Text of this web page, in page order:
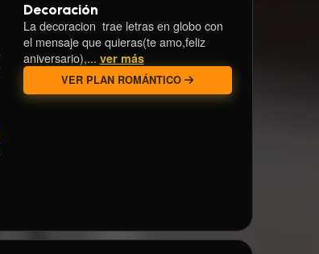
Decoración
La decoracion trae letras en globo con
el mensaje que quieras(te amo,feliz
aniversario),... ver más
VER PLAN ROMÁNTICO